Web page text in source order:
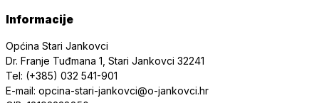
Informacije
Općina Stari Jankovci
Dr. Franje Tuđmana 1, Stari Jankovci 32241
Tel: (+385) 032 541-901
E-mail: opcina-stari-jankovci@o-jankovci.hr